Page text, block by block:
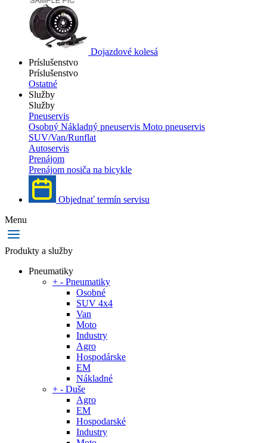
Dojazdové kolesá
Príslušenstvo
Príslušenstvo
Ostatné
Služby
Služby
Pneuservis
Osobný Nákladný pneuservis Moto pneuservis
SUV/Van/Runflat
Autoservis
Prenájom
Prenájom nosiča na bicykle
Objednať termín servisu
Menu
Produkty a služby
Pneumatiky
+ - Pneumatiky
Osobné
SUV 4x4
Van
Moto
Industry
Agro
Hospodárske
EM
Nákladné
+ - Duše
Agro
EM
Hospodarské
Industry